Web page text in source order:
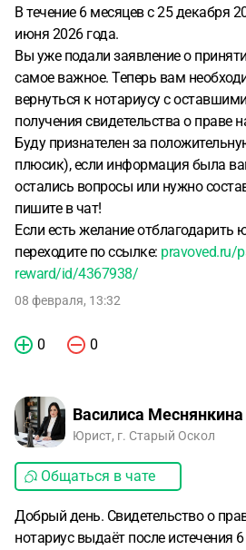
В течение 6 месяцев с 25 декабря
июня 2026 года.
Вы уже подали заявление о
самое важное. Теперь вам
вернуться к нотариусу с
получения свидетельства о праве
Буду признателен за
плюсик), если информация была
остались вопросы или нужно
пишите в чат!
Если есть желание
переходите по ссылке: pravoved.ru/
reward/id/4367938/
08 февраля, 13:32
0 0
Василиса Меснянкина
Юрист, г. Старый Оскол
Общаться в чате
Добрый день. Свидетельство о
нотариус выдаёт после истечения